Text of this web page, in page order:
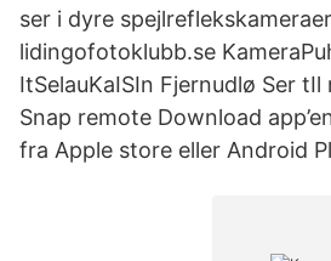
ser i dyre
lidingofotoklubb.se
ItSelauKaISIn Fjernudlø Ser tIl
Snap remote Download
fra Apple store eller Android